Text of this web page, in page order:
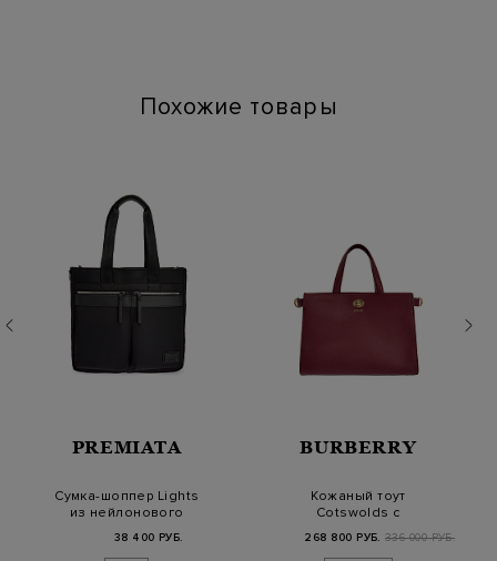
Похожие товары
PREMIATA
Сумка-шоппер Lights
из нейлонового
съемны…
38 400 РУБ.
BURBERRY
Кожаный тоут
Cotswolds с
Check
268 800 РУБ. 336 000 РУБ.